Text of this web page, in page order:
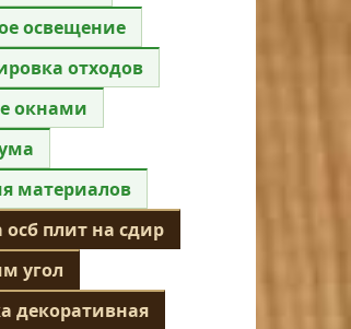
освещение
отходов
окнами
материалов
плит на сдир
угол
декоративная